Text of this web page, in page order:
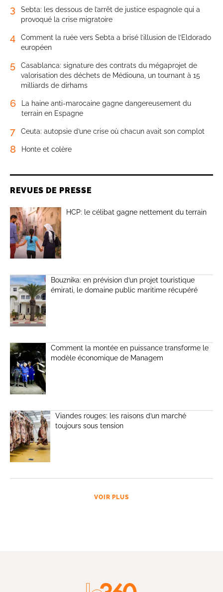
3
Sebta: les dessous de l’arrêt de justice espagnole qui a
provoqué la crise migratoire
4
Comment la ruée vers Sebta a brisé l’illusion de l’Eldorado
européen
5
Casablanca: signature des contrats du mégaprojet de
valorisation des déchets de Médiouna, un tournant à 15
milliards de dirhams
6
La haine anti-marocaine gagne dangereusement du
terrain en Espagne
7 Ceuta: autopsie d’une crise où chacun avait son complot
8 Honte et colère
REVUES DE PRESSE
HCP: le célibat gagne nettement du terrain
Bouznika: en prévision d’un projet touristique
émirati, le domaine public maritime récupéré
Comment la montée en puissance transforme le
modèle économique de Managem
Viandes rouges: les raisons d’un marché
toujours sous tension
VOIR PLUS